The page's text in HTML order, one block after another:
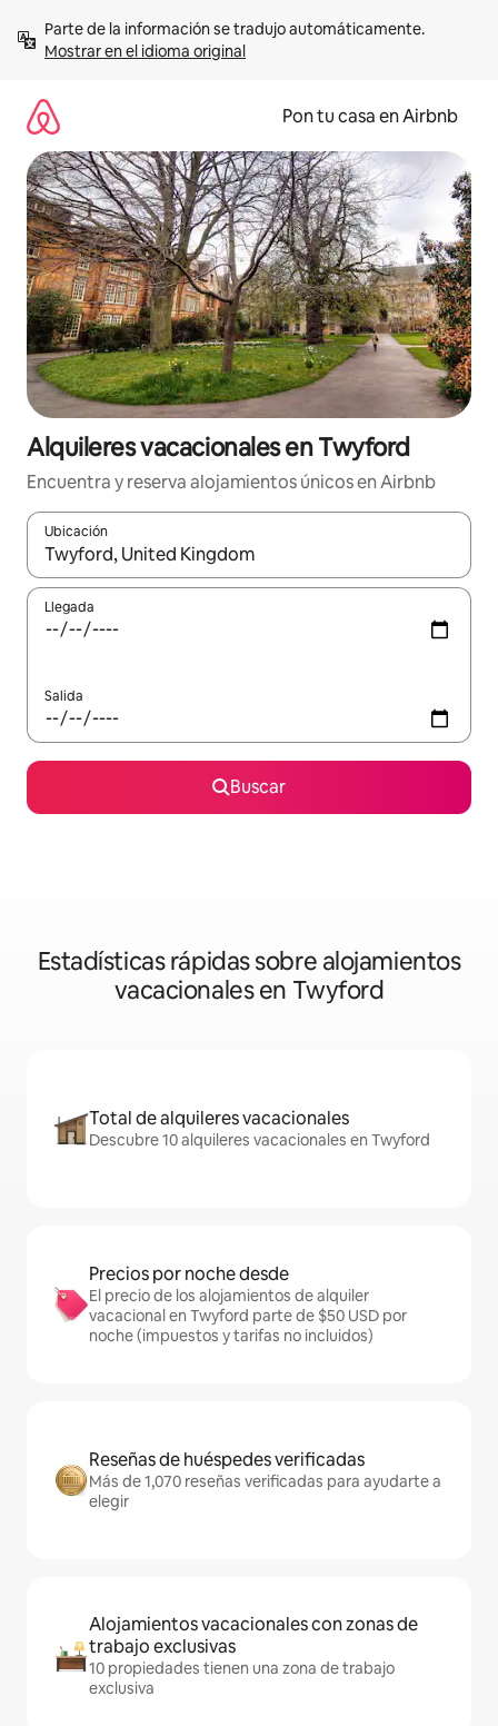
contenidoMostrar en el idioma original
Pon tu casa en Airbnb
Alquileres vacacionales en Twyford
Encuentra y reserva alojamientos únicos en Airbnb
Ubicación
Cuando los resultados estén disponibles, navega con las
Llegada
Salida
Buscar
Estadísticas rápidas sobre alojamientos
vacacionales en Twyford
Total de alquileres vacacionales
Descubre 10 alquileres vacacionales en Twyford
Precios por noche desde
El precio de los alojamientos de alquiler
vacacional en Twyford parte de $50 USD por
noche (impuestos y tarifas no incluidos)
Reseñas de huéspedes verificadas
Más de 1,070 reseñas verificadas para ayudarte a
elegir
Alojamientos vacacionales con zonas de
trabajo exclusivas
10 propiedades tienen una zona de trabajo
exclusiva